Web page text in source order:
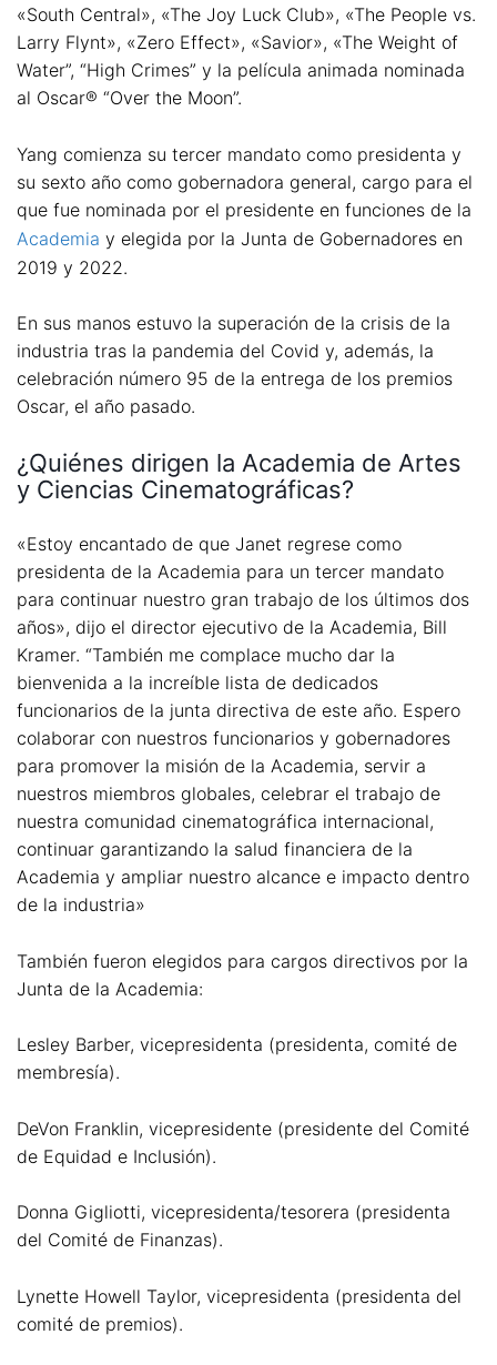
«South Central», «The Joy Luck Club», «The People vs.
Larry Flynt», «Zero Effect», «Savior», «The Weight of
Water”, “High Crimes” y la película animada nominada
al Oscar® “Over the Moon”.
Yang comienza su tercer mandato como presidenta y
su sexto año como gobernadora general, cargo para el
que fue nominada por el presidente en funciones de la
Academia y elegida por la Junta de Gobernadores en
2019 y 2022.
En sus manos estuvo la superación de la crisis de la
industria tras la pandemia del Covid y, además, la
celebración número 95 de la entrega de los premios
Oscar, el año pasado.
¿Quiénes dirigen la Academia de Artes
y Ciencias Cinematográficas?
«Estoy encantado de que Janet regrese como
presidenta de la Academia para un tercer mandato
para continuar nuestro gran trabajo de los últimos dos
años», dijo el director ejecutivo de la Academia, Bill
Kramer. “También me complace mucho dar la
bienvenida a la increíble lista de dedicados
funcionarios de la junta directiva de este año. Espero
colaborar con nuestros funcionarios y gobernadores
para promover la misión de la Academia, servir a
nuestros miembros globales, celebrar el trabajo de
nuestra comunidad cinematográfica internacional,
continuar garantizando la salud financiera de la
Academia y ampliar nuestro alcance e impacto dentro
de la industria»
También fueron elegidos para cargos directivos por la
Junta de la Academia:
Lesley Barber, vicepresidenta (presidenta, comité de
membresía).
DeVon Franklin, vicepresidente (presidente del Comité
de Equidad e Inclusión).
Donna Gigliotti, vicepresidenta/tesorera (presidenta
del Comité de Finanzas).
Lynette Howell Taylor, vicepresidenta (presidenta del
comité de premios).